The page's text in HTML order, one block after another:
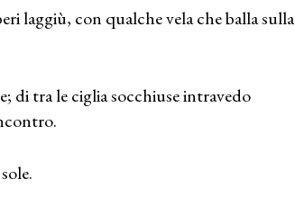
laggiù, con qualche vela che balla sulla
di tra le ciglia socchiuse intravedo